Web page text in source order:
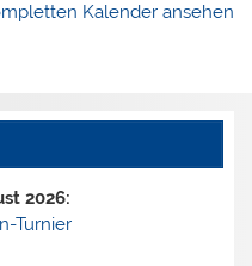
Kalender ansehen
2026:
Turnier